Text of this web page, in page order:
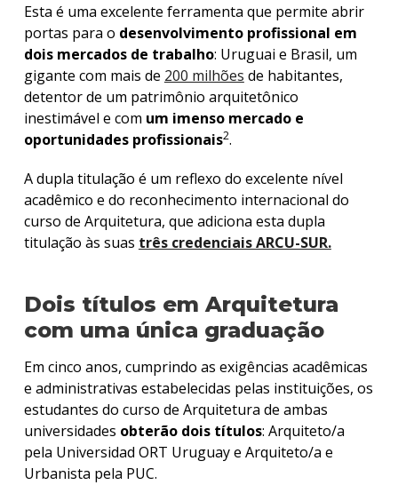
Esta é uma excelente ferramenta que permite abrir
portas para o desenvolvimento profissional em
dois mercados de trabalho: Uruguai e Brasil, um
gigante com mais de 200 milhões de habitantes,
detentor de um patrimônio arquitetônico
inestimável e com um imenso mercado e
oportunidades profissionais2.
A dupla titulação é um reflexo do excelente nível
acadêmico e do reconhecimento internacional do
curso de Arquitetura, que adiciona esta dupla
titulação às suas três credenciais ARCU-SUR.
Dois títulos em Arquitetura
com uma única graduação
Em cinco anos, cumprindo as exigências acadêmicas
e administrativas estabelecidas pelas instituições, os
estudantes do curso de Arquitetura de ambas
universidades obterão dois títulos: Arquiteto/a
pela Universidad ORT Uruguay e Arquiteto/a e
Urbanista pela PUC.